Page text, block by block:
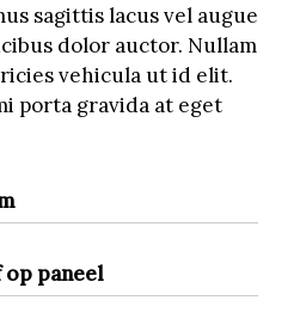
sagittis lacus vel augue
dolor auctor. Nullam
vehicula ut id elit.
porta gravida at eget
paneel